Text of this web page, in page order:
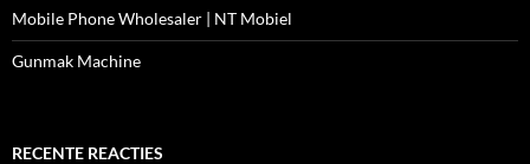
Mobile Phone Wholesaler | NT Mobiel
Gunmak Machine
RECENTE REACTIES